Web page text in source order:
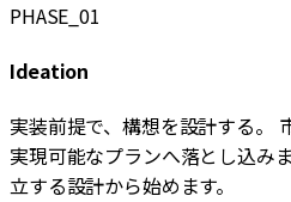
PHASE_01
Ideation
実装前提で、構想を設計する。
実現可能なプランへ落とし込み
立する設計から始めます。